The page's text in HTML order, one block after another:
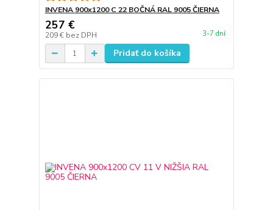
INVENA 900x1200 C 22 BOČNÁ RAL 9005 ČIERNA
257 €
209 € bez DPH 3-7 dní
Pridať do košíka